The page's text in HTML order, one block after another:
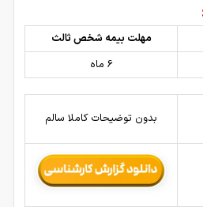
مهلت بیمه شخص ثالث
6 ماه
بدون توضیحات کاملا سالم